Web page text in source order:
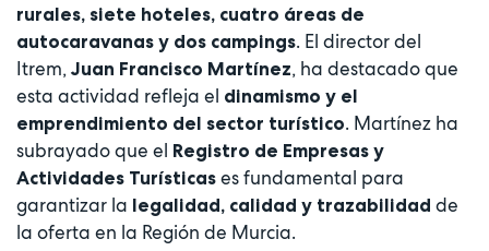
rurales, siete hoteles, cuatro áreas de
autocaravanas y dos campings. El director del
Itrem, Juan Francisco Martínez, ha destacado que
esta actividad refleja el dinamismo y el
emprendimiento del sector turístico. Martínez ha
subrayado que el Registro de Empresas y
Actividades Turísticas es fundamental para
garantizar la legalidad, calidad y trazabilidad de
la oferta en la Región de Murcia.